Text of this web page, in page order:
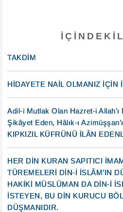
TAKDİM
HİDAYETE NAİL OLMANIZ İÇİN
Adil-i Mutlak Olan Hazret-i
Şikâyet Eden, Hâlık-ı
KIPKIZIL KÜFRÜNÜ İLÂN
HER DİN KURAN SAPITICI
TÜREMELERİ DİN-İ İSLÂM’IN
HAKİKİ MÜSLÜMAN DA DİN-İ
İSTEYEN, BU DİN KURUCU
DÜŞMANIDIR.